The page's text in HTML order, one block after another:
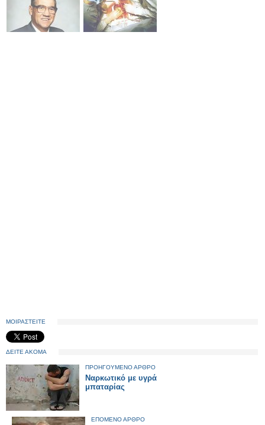
ΜΟΙΡΑΣΤΕΙΤΕ
ΔΕΙΤΕ ΑΚΟΜΑ
ΠΡΟΗΓΟΥΜΕΝΟ ΑΡΘΡΟ
Ναρκωτικό με υγρά
μπαταρίας
ΕΠΟΜΕΝΟ ΑΡΘΡΟ